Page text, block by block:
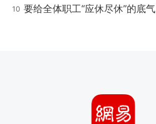
10 要给全体职工“应休尽休”的底气